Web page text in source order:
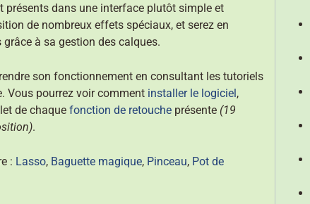
présents dans une interface plutôt simple et
de nombreux effets spéciaux, et serez en
grâce à sa gestion des calques.
son fonctionnement en consultant les tutoriels
Vous pourrez voir comment installer le logiciel,
de chaque fonction de retouche présente (19
.
: Lasso, Baguette magique, Pinceau, Pot de